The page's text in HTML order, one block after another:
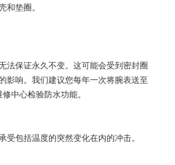
和垫圈。
法保证永久不变。这可能会受到密封圈
影响。我们建议您每年一次将腕表送至
中心检验防水功能。
受包括温度的突然变化在内的冲击。